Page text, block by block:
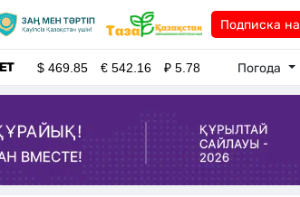
Подписка на
$469.85 €542.16 ₽5.78 Погода